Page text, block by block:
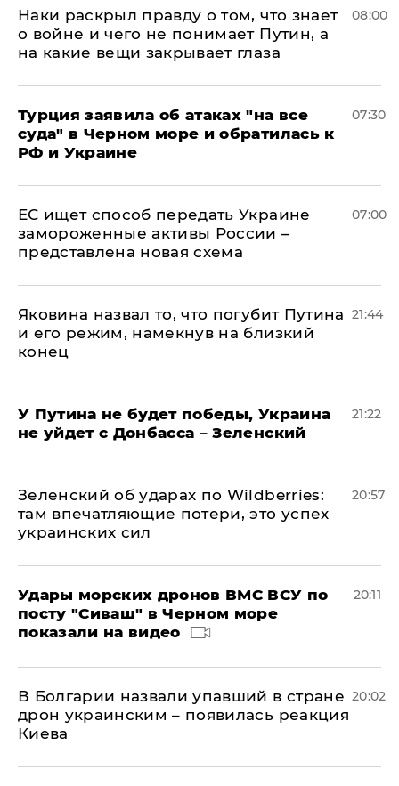
Наки раскрыл правду о том, что знает
о войне и чего не понимает Путин, а
на какие вещи закрывает глаза
08:00
Турция заявила об атаках "на все
суда" в Черном море и обратилась к
РФ и Украине
07:30
ЕС ищет способ передать Украине
замороженные активы России –
представлена новая схема
07:00
Яковина назвал то, что погубит Путина
и его режим, намекнув на близкий
конец
21:44
У Путина не будет победы, Украина
не уйдет с Донбасса – Зеленский
21:22
Зеленский об ударах по Wildberries:
там впечатляющие потери, это успех
украинских сил
20:57
Удары морских дронов ВМС ВСУ по
посту "Сиваш" в Черном море
показали на видео
20:11
В Болгарии назвали упавший в стране
дрон украинским – появилась реакция
Киева
20:02